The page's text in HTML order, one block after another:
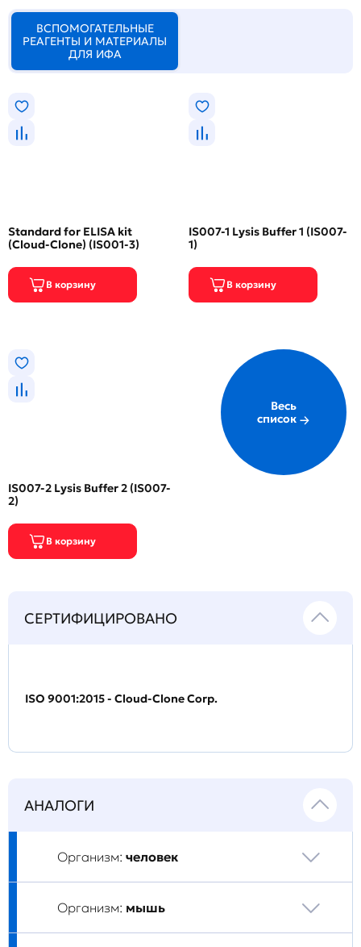
ВСПОМОГАТЕЛЬНЫЕ
РЕАГЕНТЫ И МАТЕРИАЛЫ
ДЛЯ ИФА
Standard for ELISA kit
(Cloud-Clone) (IS001-3)
IS007-1 Lysis Buffer 1 (IS007-
1)
IS007-2 Lysis Buffer 2 (IS007-
2)
Весь
список
СЕРТИФИЦИРОВАНО
ISO 9001:2015 - Cloud-Clone Corp.
АНАЛОГИ
Организм: человек
Организм: мышь